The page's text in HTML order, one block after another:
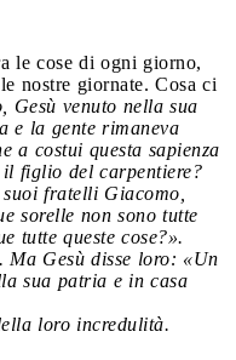
le cose di ogni giorno,
nostre giornate. Cosa ci
Gesù venuto nella sua
e la gente rimaneva
a costui questa sapienza
figlio del carpentiere?
fratelli Giacomo,
sorelle non sono tutte
tutte queste cose?».
Ma Gesù disse loro: «Un
sua patria e in casa
loro incredulità.